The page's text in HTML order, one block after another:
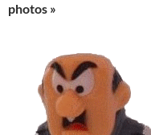
photos »